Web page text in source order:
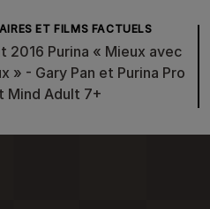
ET FILMS FACTUELS
2016 Purina « Mieux avec
» - Gary Pan et Purina Pro
Mind Adult 7+